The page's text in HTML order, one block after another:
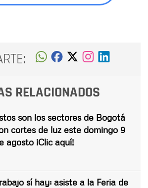
RELACIONADOS
son los sectores de Bogotá
cortes de luz este domingo 9
agosto ¡Clic aquí!
sí hay: asiste a la Feria de